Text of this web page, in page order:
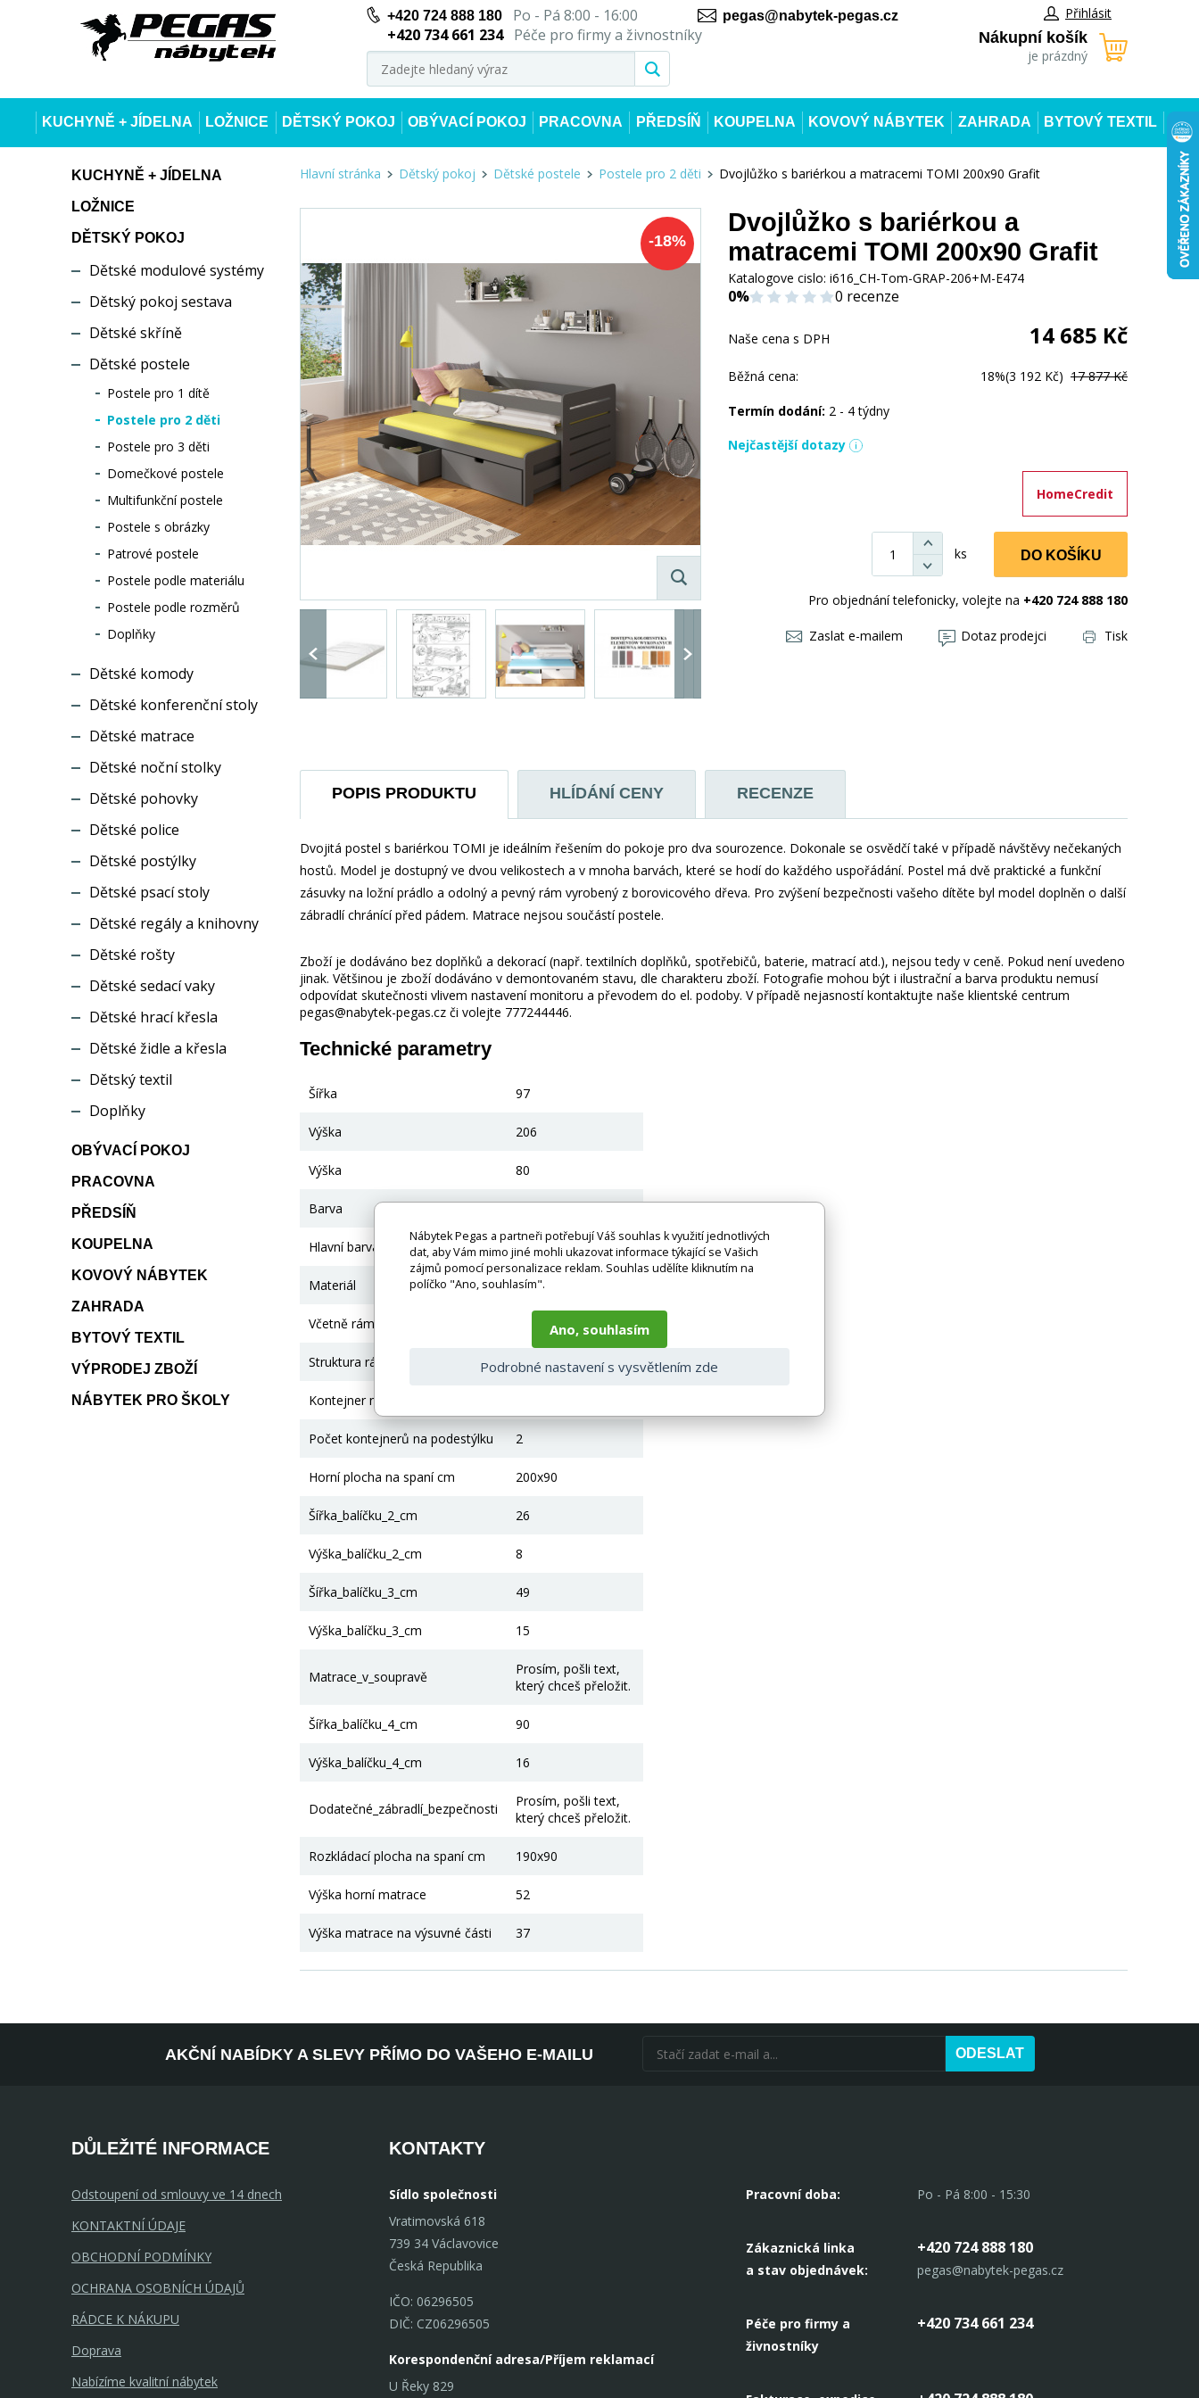
+420 724 888 180Po - Pá 8:00 - 16:00
+420 734 661 234
Péče pro firmy a živnostníky
pegas@nabytek-pegas.cz Přihlásit
Nákupní košík
je prázdný
KUCHYNĚ + JÍDELNA LOŽNICE DĚTSKÝ POKOJ OBÝVACÍ POKOJ PRACOVNA PŘEDSÍŇ KOUPELNA KOVOVÝ NÁBYTEK ZAHRADA BYTOVÝ TEXTIL
KUCHYNĚ + JÍDELNA
LOŽNICE
DĚTSKÝ POKOJ
Dětské modulové systémy
Dětský pokoj sestava
Dětské skříně
Dětské postele
Postele pro 1 dítě
Postele pro 2 děti
Postele pro 3 děti
Domečkové postele
Multifunkční postele
Postele s obrázky
Patrové postele
Postele podle materiálu
Postele podle rozměrů
Doplňky
Dětské komody
Dětské konferenční stoly
Dětské matrace
Dětské noční stolky
Dětské pohovky
Dětské police
Dětské postýlky
Dětské psací stoly
Dětské regály a knihovny
Dětské rošty
Dětské sedací vaky
Dětské hrací křesla
Dětské židle a křesla
Dětský textil
Doplňky
OBÝVACÍ POKOJ
PRACOVNA
PŘEDSÍŇ
KOUPELNA
KOVOVÝ NÁBYTEK
ZAHRADA
BYTOVÝ TEXTIL
VÝPRODEJ ZBOŽÍ
NÁBYTEK PRO ŠKOLY
Hlavní stránka Dětský pokoj Dětské postele Postele pro 2 děti Dvojlůžko s bariérkou a matracemi TOMI 200x90 Grafit
-18%
Dvojlůžko s bariérkou a
matracemi TOMI 200x90 Grafit
Katalogove cislo: i616_CH-Tom-GRAP-206+M-E474
0% 0 recenze
Naše cena s DPH 14 685 Kč
Běžná cena: 18%(3 192 Kč) 17 877 Kč
Termín dodání: 2 - 4 týdny
Nejčastější dotazy
HomeCredit
ks DO KOŠÍKU
Pro objednání telefonicky, volejte na +420 724 888 180
Zaslat e-mailem Dotaz prodejci Tisk
POPIS PRODUKTU HLÍDÁNÍ CENY RECENZE
Dvojitá postel s bariérkou TOMI je ideálním řešením do pokoje pro dva sourozence. Dokonale se osvědčí také v případě návštěvy nečekaných
hostů. Model je dostupný ve dvou velikostech a v mnoha barvách, které se hodí do každého uspořádání. Postel má dvě praktické a funkční
zásuvky na ložní prádlo a odolný a pevný rám vyrobený z borovicového dřeva. Pro zvýšení bezpečnosti vašeho dítěte byl model doplněn o další
zábradlí chránící před pádem. Matrace nejsou součástí postele.
Zboží je dodáváno bez doplňků a dekorací (např. textilních doplňků, spotřebičů, baterie, matrací atd.), nejsou tedy v ceně. Pokud není uvedeno
jinak. Většinou je zboží dodáváno v demontovaném stavu, dle charakteru zboží. Fotografie mohou být i ilustrační a barva produktu nemusí
odpovídat skutečnosti vlivem nastavení monitoru a převodem do el. podoby. V případě nejasností kontaktujte naše klientské centrum
pegas@nabytek-pegas.cz či volejte 777244446.
Technické parametry
Šířka 97
Výška 206
Výška 80
Barva Grafit
Hlavní barva Grafit
Materiál Borovicové dřevo
Včetně rámu
Struktura rámu Válcované, dřevěné
Kontejner na lůžkoviny
Počet kontejnerů na podestýlku 2
Horní plocha na spaní cm 200x90
Šířka_balíčku_2_cm 26
Výška_balíčku_2_cm 8
Šířka_balíčku_3_cm 49
Výška_balíčku_3_cm 15
Matrace_v_soupravě
Prosím, pošli text,
který chceš přeložit.
Šířka_balíčku_4_cm 90
Výška_balíčku_4_cm 16
Dodatečné_zábradlí_bezpečnosti
Prosím, pošli text,
který chceš přeložit.
Rozkládací plocha na spaní cm 190x90
Výška horní matrace 52
Výška matrace na výsuvné části 37
AKČNÍ NABÍDKY A SLEVY PŘÍMO DO VAŠEHO E-MAILU ODESLAT
DŮLEŽITÉ INFORMACE
Odstoupení od smlouvy ve 14 dnech
KONTAKTNÍ ÚDAJE
OBCHODNÍ PODMÍNKY
OCHRANA OSOBNÍCH ÚDAJŮ
RÁDCE K NÁKUPU
Doprava
Nabízíme kvalitní nábytek
KONTAKTY
Sídlo společnosti
Vratimovská 618
739 34 Václavovice
Česká Republika
IČO: 06296505
DIČ: CZ06296505
Korespondenční adresa/Příjem reklamací
U Řeky 829
Pracovní doba: Po - Pá 8:00 - 15:30
Zákaznická linka
a stav objednávek:
+420 724 888 180
pegas@nabytek-pegas.cz
Péče pro firmy a
živnostníky
+420 734 661 234
Nábytek Pegas a partneři potřebují Váš souhlas k využití jednotlivých
dat, aby Vám mimo jiné mohli ukazovat informace týkající se Vašich
zájmů pomocí personalizace reklam. Souhlas udělíte kliknutím na
políčko "Ano, souhlasím".
Ano, souhlasím
Podrobné nastavení s vysvětlením zde